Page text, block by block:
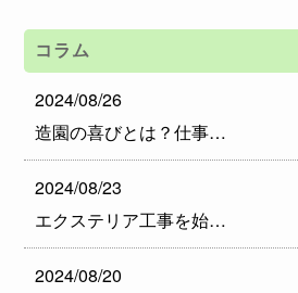
コラム
2024/08/26
造園の喜びとは？仕事…
2024/08/23
エクステリア工事を始…
2024/08/20